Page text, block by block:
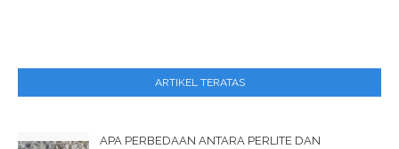
ARTIKEL TERATAS
APA PERBEDAAN ANTARA PERLITE DAN